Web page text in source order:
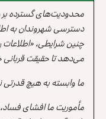
محدودیت‌های گسترده بر
دسترسی شهروندان به
چنین شرایطی، «اطلاعات
می‌دهد تا حقیقت
ما وابسته به هیچ قدرتی
مأموریت ما افشای